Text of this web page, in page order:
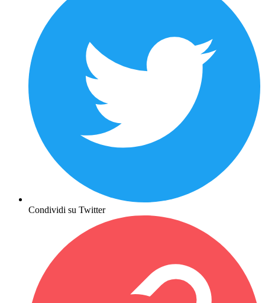
Condividi su Twitter